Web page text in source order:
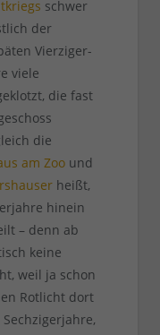
schwer
der
Vierziger-
viele
die fast
die
am Zoound
heißt,
hinein
– denn ab
keine
weil ja schon
Rotlicht dort